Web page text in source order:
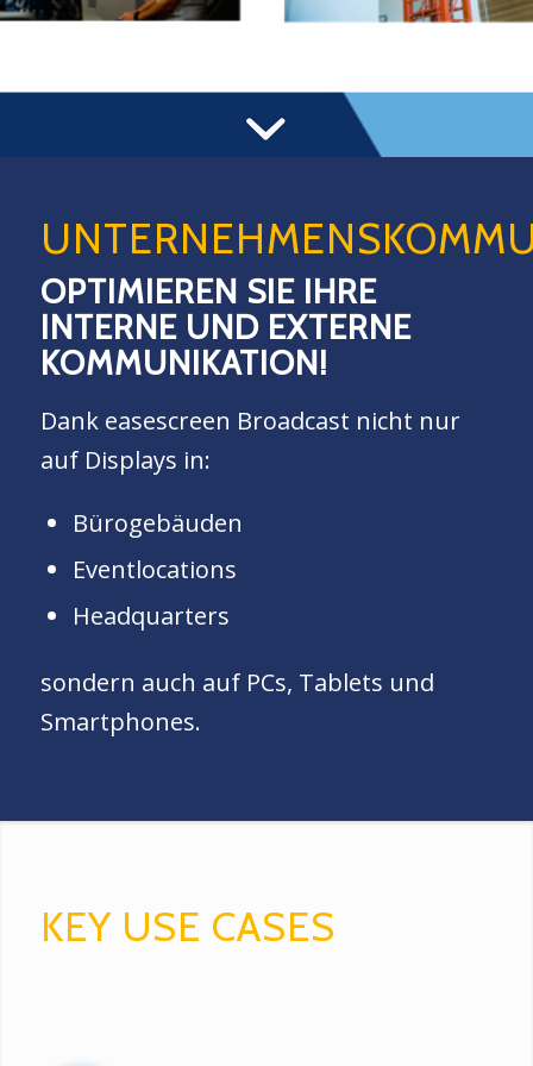
OPTIMIEREN SIE IHRE
INTERNE UND EXTERNE
KOMMUNIKATION!
Dank easescreen Broadcast nicht nur
auf Displays in:
Bürogebäuden
Eventlocations
Headquarters
sondern auch auf PCs, Tablets und
Smartphones.
KEY USE CASES